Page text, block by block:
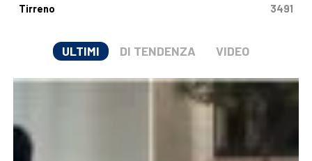
Tirreno
3491
ULTIMI DI TENDENZA VIDEO